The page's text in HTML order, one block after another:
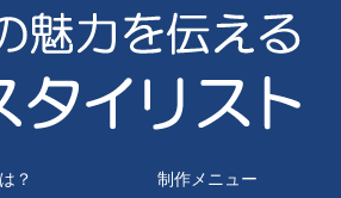
？ 制作メニュー